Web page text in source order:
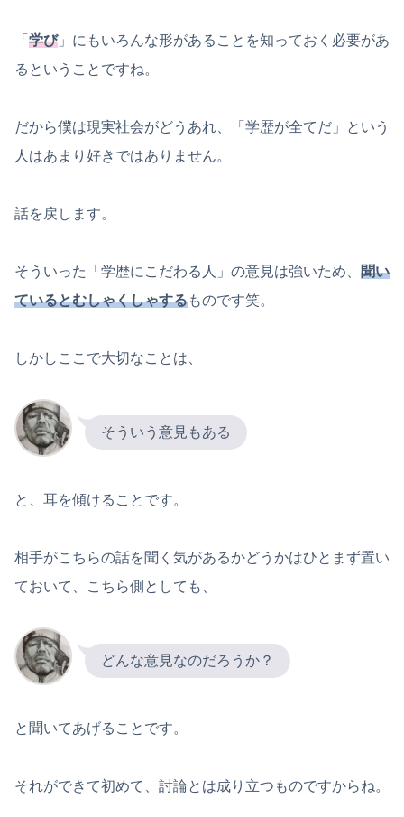
「 学び」にもいろんな形があることを知っておく必要があ
るということですね。
だから僕は現実社会がどうあれ、「学歴が全てだ」という
人はあまり好きではありません。
話を戻します。
そういった「学歴にこだわる人」の意見は強いため、 聞い
ているとむしゃくしゃするものです笑。
しかしここで大切なことは、
そういう意見もある
と、耳を傾けることです。
相手がこちらの話を聞く気があるかどうかはひとまず置い
ておいて、こちら側としても、
どんな意見なのだろうか？
と聞いてあげることです。
それができて初めて、討論とは成り立つものですからね。